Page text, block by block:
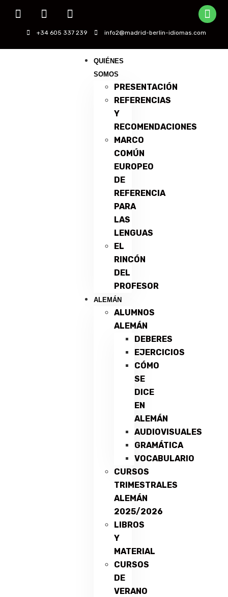
+34 605 337 239 info2@madrid-berlin-idiomas.com
QUIÉNES
SOMOS
PRESENTACIÓN
REFERENCIAS
Y
RECOMENDACIONES
MARCO
COMÚN
EUROPEO
DE
REFERENCIA
PARA
LAS
LENGUAS
EL
RINCÓN
DEL
PROFESOR
ALEMÁN
ALUMNOS
ALEMÁN
DEBERES
EJERCICIOS
CÓMO
SE
DICE
EN
ALEMÁN
AUDIOVISUALES
GRAMÁTICA
VOCABULARIO
CURSOS
TRIMESTRALES
ALEMÁN
2025/2026
LIBROS
Y
MATERIAL
CURSOS
DE
VERANO